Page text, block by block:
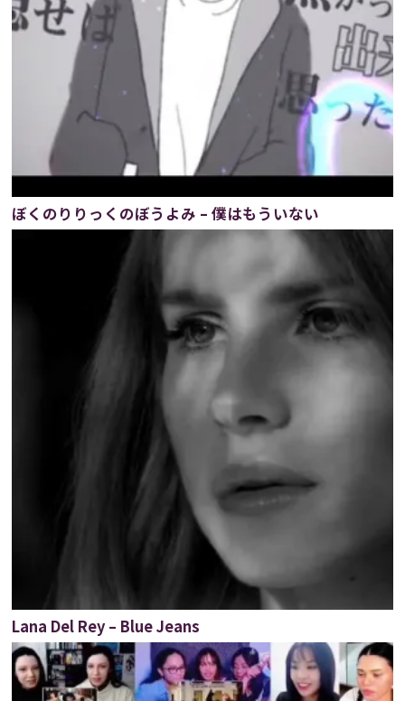
ぼくのりりっくのぼうよみ – 僕はもういない
Lana Del Rey – Blue Jeans